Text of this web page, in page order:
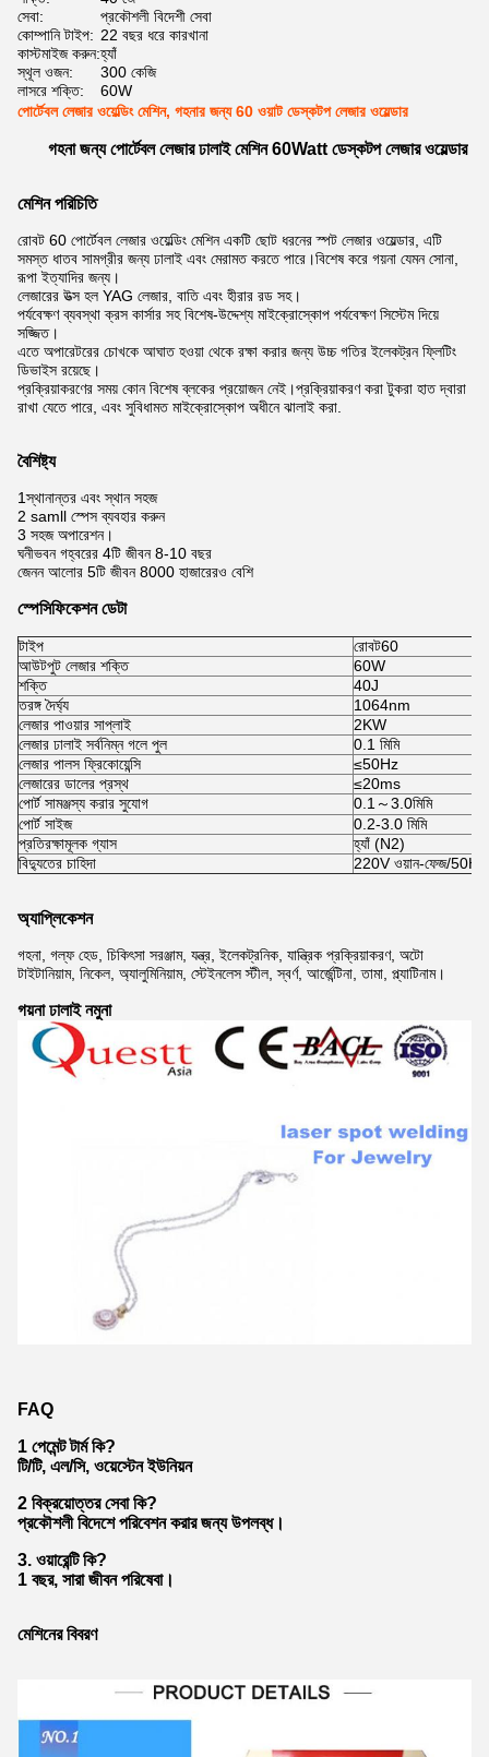
সেবা:
প্রকৌশলী বিদেশী সেবা
কোম্পানি টাইপ: 22 বছর ধরে কারখানা
কাস্টমাইজ করুন:হ্যাঁ
স্থূল ওজন:
300 কেজি
লাসরে শক্তি:
60W
পোর্টেবল লেজার ওয়েল্ডিং মেশিন, গহনার জন্য 60 ওয়াট ডেস্কটপ লেজার ওয়েল্ডার
গহনা জন্য পোর্টেবল লেজার ঢালাই মেশিন 60Watt ডেস্কটপ লেজার ওয়েল্ডার
মেশিন পরিচিতি
রোবট 60 পোর্টেবল লেজার ওয়েল্ডিং মেশিন একটি ছোট ধরনের স্পট লেজার ওয়েল্ডার, এটি
সমস্ত ধাতব সামগ্রীর জন্য ঢালাই এবং মেরামত করতে পারে।বিশেষ করে গয়না যেমন সোনা,
রূপা ইত্যাদির জন্য।
লেজারের উত্স হল YAG লেজার, বাতি এবং হীরার রড সহ।
পর্যবেক্ষণ ব্যবস্থা ক্রস কার্সার সহ বিশেষ-উদ্দেশ্য মাইক্রোস্কোপ পর্যবেক্ষণ সিস্টেম দিয়ে
সজ্জিত।
এতে অপারেটরের চোখকে আঘাত হওয়া থেকে রক্ষা করার জন্য উচ্চ গতির ইলেকট্রন ফ্লিটিং
ডিভাইস রয়েছে।
প্রক্রিয়াকরণের সময় কোন বিশেষ ব্লকের প্রয়োজন নেই।প্রক্রিয়াকরণ করা টুকরা হাত দ্বারা
রাখা যেতে পারে, এবং সুবিধামত মাইক্রোস্কোপ অধীনে ঝালাই করা.
বৈশিষ্ট্য
1স্থানান্তর এবং স্থান সহজ
2 samll স্পেস ব্যবহার করুন
3 সহজ অপারেশন।
ঘনীভবন গহ্বরের 4টি জীবন 8-10 বছর
জেনন আলোর 5টি জীবন 8000 হাজারেরও বেশি
স্পেসিফিকেশন ডেটা
টাইপ
রোবট60
আউটপুট লেজার শক্তি
60W
শক্তি
40J
তরঙ্গ দৈর্ঘ্য
1064nm
লেজার পাওয়ার সাপ্লাই
2KW
লেজার ঢালাই সর্বনিম্ন গলে পুল
0.1 মিমি
লেজার পালস ফ্রিকোয়েন্সি
≤50Hz
লেজারের ডালের প্রস্থ
≤20ms
পোর্ট সামঞ্জস্য করার সুযোগ
0.1～3.0মিমি
পোর্ট সাইজ
0.2-3.0 মিমি
প্রতিরক্ষামূলক গ্যাস
হ্যাঁ (N2)
বিদ্যুতের চাহিদা
220V ওয়ান-ফেজ/
অ্যাপ্লিকেশন
গহনা, গল্ফ হেড, চিকিৎসা সরঞ্জাম, যন্ত্র, ইলেকট্রনিক, যান্ত্রিক প্রক্রিয়াকরণ, অটো
টাইটানিয়াম, নিকেল, অ্যালুমিনিয়াম, স্টেইনলেস স্টীল, স্বর্ণ, আর্জেন্টিনা, তামা, প্ল্যাটিনাম।
গয়না ঢালাই নমুনা
FAQ
1 পেমেন্ট টার্ম কি?
টি/টি, এল/সি, ওয়েস্টেন ইউনিয়ন
2 বিক্রয়োত্তর সেবা কি?
প্রকৌশলী বিদেশে পরিবেশন করার জন্য উপলব্ধ।
3. ওয়ারেন্টি কি?
1 বছর, সারা জীবন পরিষেবা।
মেশিনের বিবরণ